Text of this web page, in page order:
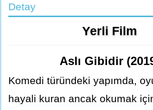
Detay
Yerli Film
Aslı Gibidir
Komedi türündeki yapımda,
hayali kuran ancak okumak